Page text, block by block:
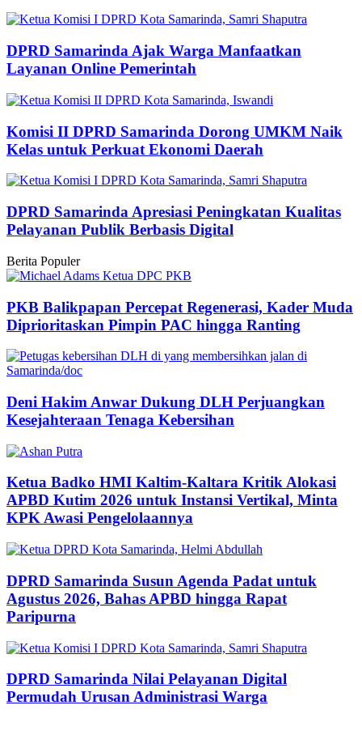
DPRD Samarinda Ajak Warga Manfaatkan
Layanan Online Pemerintah
Komisi II DPRD Samarinda Dorong UMKM Naik
Kelas untuk Perkuat Ekonomi Daerah
DPRD Samarinda Apresiasi Peningkatan Kualitas
Pelayanan Publik Berbasis Digital
Berita Populer
PKB Balikpapan Percepat Regenerasi, Kader Muda
Diprioritaskan Pimpin PAC hingga Ranting
Deni Hakim Anwar Dukung DLH Perjuangkan
Kesejahteraan Tenaga Kebersihan
Ketua Badko HMI Kaltim-Kaltara Kritik Alokasi
APBD Kutim 2026 untuk Instansi Vertikal, Minta
KPK Awasi Pengelolaannya
DPRD Samarinda Susun Agenda Padat untuk
Agustus 2026, Bahas APBD hingga Rapat
Paripurna
DPRD Samarinda Nilai Pelayanan Digital
Permudah Urusan Administrasi Warga